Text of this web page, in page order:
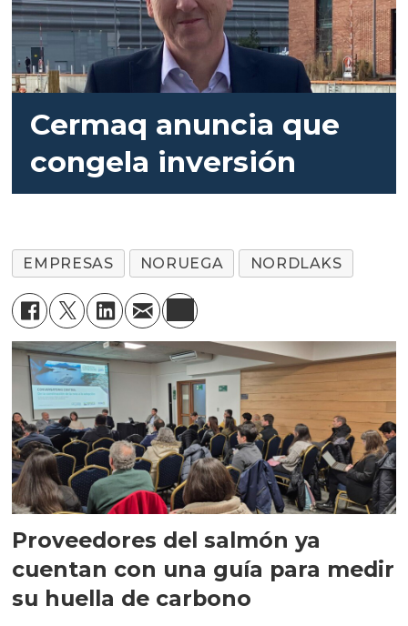
Cermaq anuncia que
congela inversión
EMPRESAS NORUEGA NORDLAKS
Proveedores del salmón ya
cuentan con una guía para medir
su huella de carbono